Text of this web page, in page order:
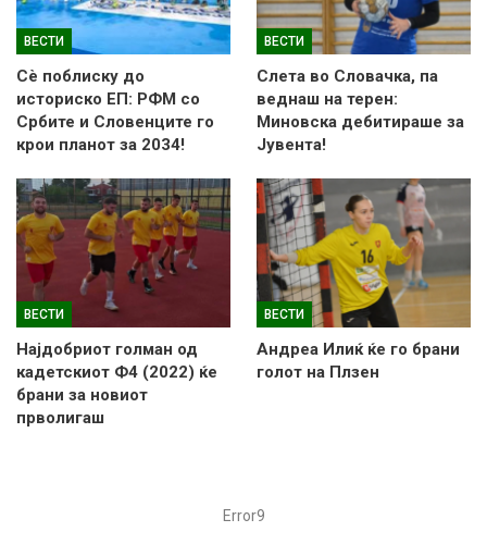
ВЕСТИ
Сè поблиску до
историско ЕП: РФМ со
Србите и Словенците го
крои планот за 2034!
ВЕСТИ
Слетa во Словачка, па
веднаш на терен:
Миновска дебитираше за
Јувента!
ВЕСТИ
Најдобриот голман од
кадетскиот Ф4 (2022) ќе
брани за новиот
прволигаш
ВЕСТИ
Андреа Илиќ ќе го брани
голот на Плзен
Error9